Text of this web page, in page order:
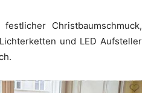
Christbaumschmuck,
und LED Aufsteller